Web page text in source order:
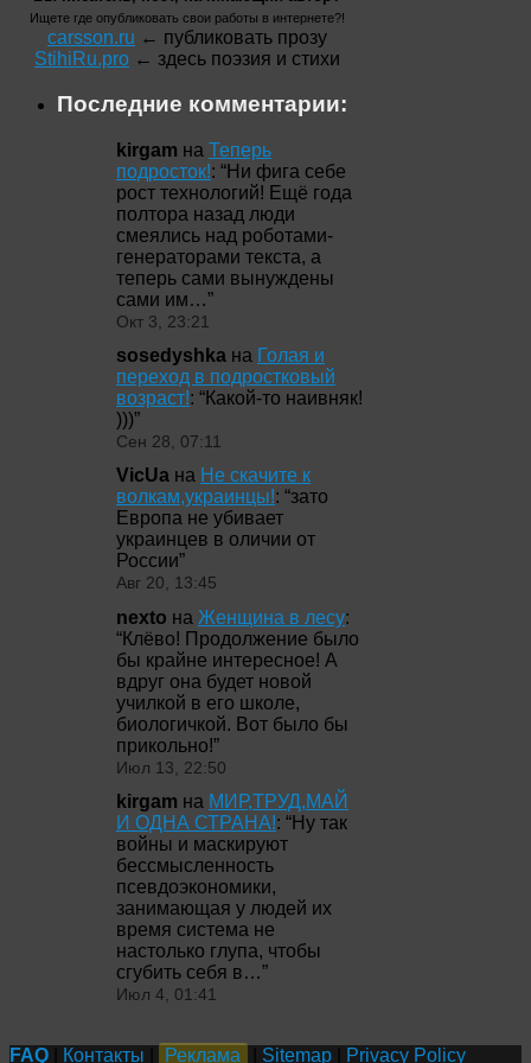
Ищете где опубликовать свои работы в интернете?!
carsson.ru ← публиковать прозу
StihiRu.pro ← здесь поэзия и стихи
Последние комментарии:
kirgam на Теперь
подросток!: “Ни фига себе
рост технологий! Ещё года
полтора назад люди
смеялись над роботами-
генераторами текста, а
теперь сами вынуждены
сами им…”
Окт 3, 23:21
sosedyshka на Голая и
переход в подростковый
возраст!: “Какой-то наивняк!
)))”
Сен 28, 07:11
VicUa на Не скачите к
волкам,украинцы!: “зато
Европа не убивает
украинцев в оличии от
России”
Авг 20, 13:45
nexto на Женщина в лесу:
“Клёво! Продолжение было
бы крайне интересное! А
вдруг она будет новой
училкой в его школе,
биологичкой. Вот было бы
прикольно!”
Июл 13, 22:50
kirgam на МИР,ТРУД,МАЙ
И ОДНА СТРАНА!: “Ну так
войны и маскируют
бессмысленность
псевдоэкономики,
занимающая у людей их
время система не
настолько глупа, чтобы
сгубить себя в…”
Июл 4, 01:41
FAQ Контакты Реклама Sitemap Privacy Policy